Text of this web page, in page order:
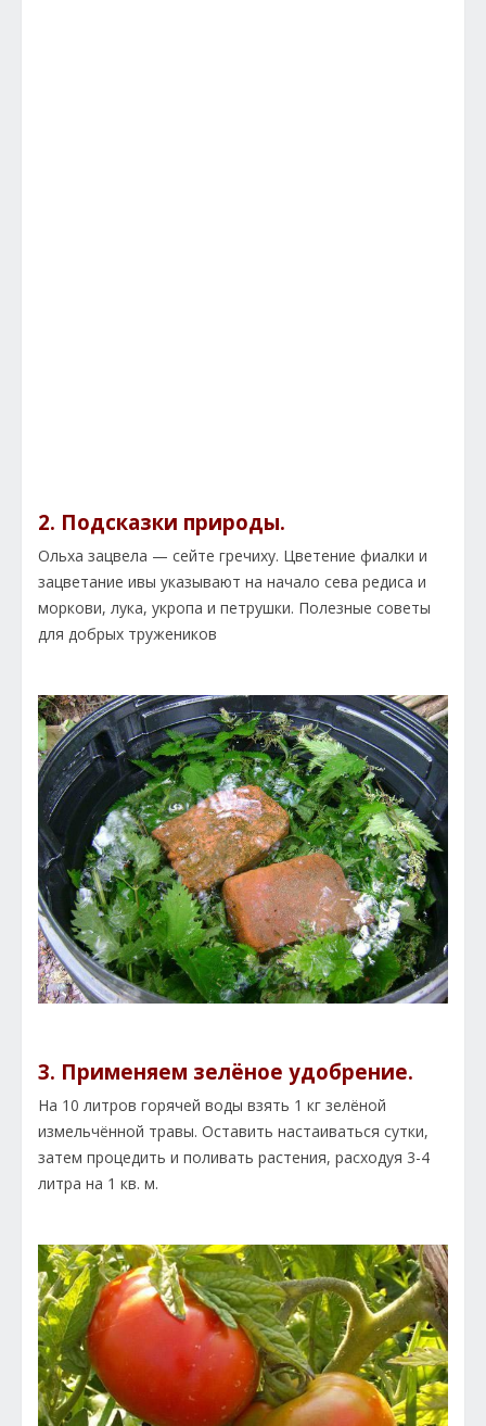
2. Подсказки природы.
Ольха зацвела — сейте гречиху. Цветение фиалки и
зацветание ивы указывают на начало сева редиса и
моркови, лука, укропа и петрушки. Полезные советы
для добрых тружеников
3. Применяем зелёное удобрение.
На 10 литров горячей воды взять 1 кг зелёной
измельчённой травы. Оставить настаиваться сутки,
затем процедить и поливать растения, расходуя 3-4
литра на 1 кв. м.